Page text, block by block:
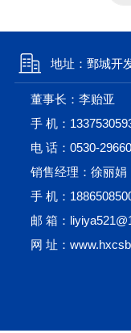
地址：鄄城开
董事长：李贻亚
手 机：
电 话： 0530-
销售经理：徐丽娟
手 机：
邮 箱：
网 址：